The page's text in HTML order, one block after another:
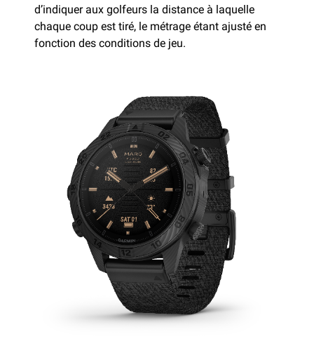
d’indiquer aux golfeurs la distance à laquelle
chaque coup est tiré, le métrage étant ajusté en
fonction des conditions de jeu.